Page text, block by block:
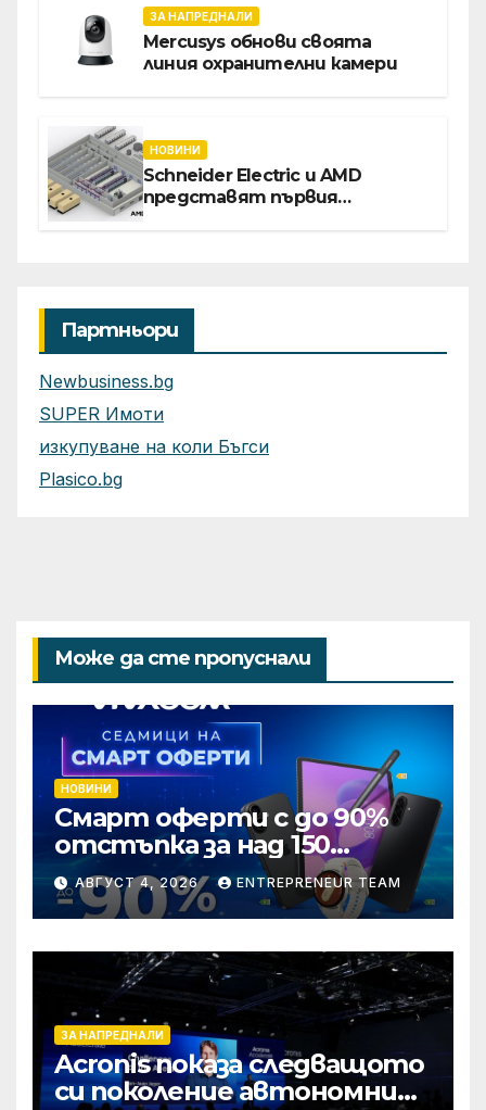
ЗА НАПРЕДНАЛИ
Mercusys обнови своята
линия охранителни камери
НОВИНИ
Schneider Electric и AMD
представят първия
Партньори
Newbusiness.bg
SUPER Имоти
изкупуване на коли Бъгси
Plasico.bg
Може да сте пропуснали
НОВИНИ
Смарт оферти с до 90%
отстъпка за над 150
устройства от Vivacom
през август
АВГУСТ 4, 2026 ENTREPRENEUR TEAM
ЗА НАПРЕДНАЛИ
Acronis показа следващото
си поколение автономни